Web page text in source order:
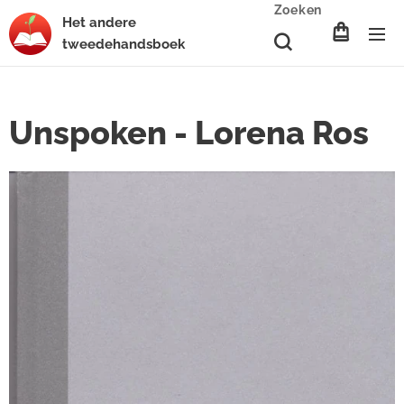
Het andere
tweedehandsboek
Zoeken
Unspoken - Lorena Ros